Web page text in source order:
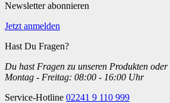
Newsletter abonnieren
Jetzt anmelden
Hast Du Fragen?
Du hast Fragen zu unseren Produkten
Montag - Freitag: 08:00 - 16:00 Uhr
Service-Hotline 02241 9 110 999